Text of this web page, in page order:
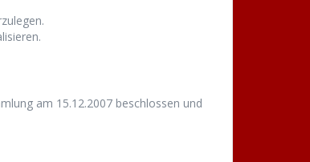
am 15.12.2007 beschlossen und